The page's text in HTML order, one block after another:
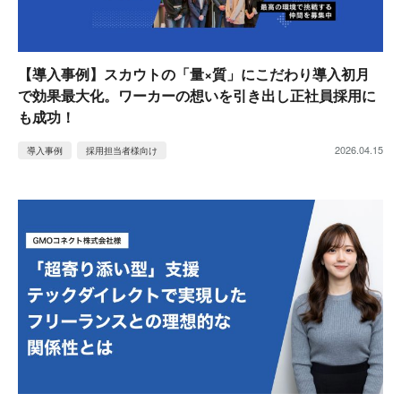
【導入事例】スカウトの「量×質」にこだわり導入初月
で効果最大化。ワーカーの想いを引き出し正社員採用に
も成功！
導入事例 採用担当者様向け 2026.04.15